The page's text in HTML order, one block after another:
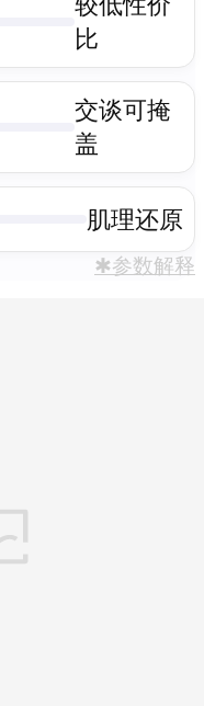
比
交谈可掩
盖
肌理还原
✱参数解释